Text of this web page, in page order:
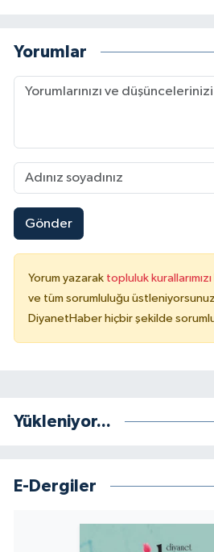
Yorumlar
Gönder
Yorum yazarak topluluk kurallarımızı
ve tüm sorumluluğu
DiyanetHaber hiçbir şekilde
Yükleniyor...
E-Dergiler
Zonguldak Müftülüğü